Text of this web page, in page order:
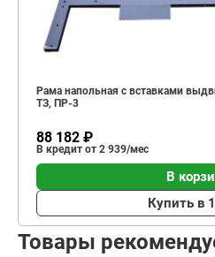
Рама напольная с вставками
ТЗ, ПР-3
88 182 ₽
В кредит от 2 939/мес
В
Купить в
Товары